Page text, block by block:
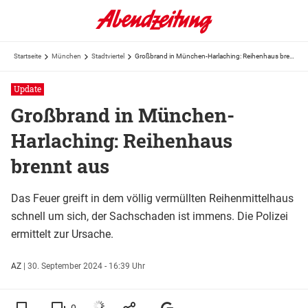
Startseite München Stadtviertel
Update
Großbrand in München-
Harlaching: Reihenhaus
brennt aus
Das Feuer greift in dem völlig vermüllten Reihenmittelhaus
schnell um sich, der Sachschaden ist immens. Die Polizei
ermittelt zur Ursache.
AZ 30. September 2024 - 16:39 Uhr